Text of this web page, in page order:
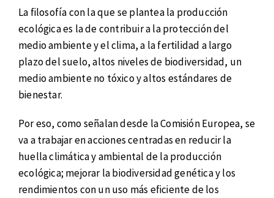
La filosofía con la que se plantea la producción
ecológica es la de contribuir a la protección del
medio ambiente y el clima, a la fertilidad a largo
plazo del suelo, altos niveles de biodiversidad, un
medio ambiente no tóxico y altos estándares de
bienestar.
Por eso, como señalan desde la Comisión Europea, se
va a trabajar en acciones centradas en reducir la
huella climática y ambiental de la producción
ecológica; mejorar la biodiversidad genética y los
rendimientos con un uso más eficiente de los